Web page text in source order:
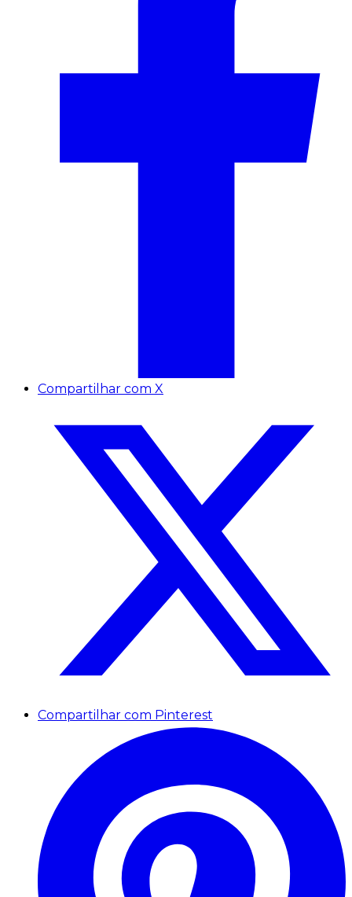
Compartilhar com X
Compartilhar com Pinterest